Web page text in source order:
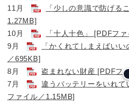
11月
「少しの意識で防げる
1.27MB]
​10月
「十人十色」 [PDFフ
9月
「かくれてしまえばい
／695KB]
8月
盗まれない財産 [PDFフ
7月
違うバッテリーをいれ
ファイル／1.15MB]